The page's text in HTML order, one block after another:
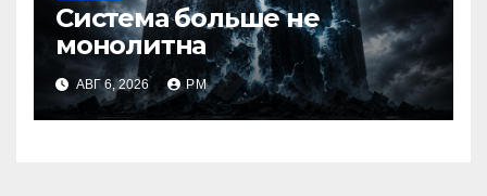
Система больше не
монолитна
АВГ 6, 2026 РМ